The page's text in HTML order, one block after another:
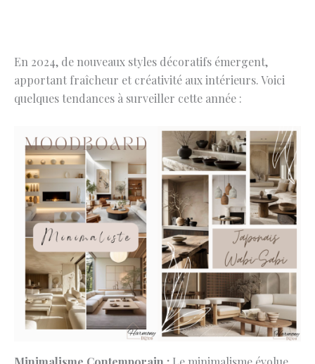
En 2024, de nouveaux styles décoratifs émergent,
apportant fraîcheur et créativité aux intérieurs. Voici
quelques tendances à surveiller cette année :